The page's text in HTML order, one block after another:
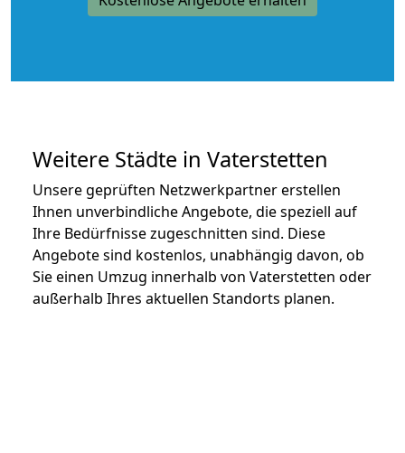
Weitere Städte in Vaterstetten
Unsere geprüften Netzwerkpartner erstellen
Ihnen unverbindliche Angebote, die speziell auf
Ihre Bedürfnisse zugeschnitten sind. Diese
Angebote sind kostenlos, unabhängig davon, ob
Sie einen Umzug innerhalb von Vaterstetten oder
außerhalb Ihres aktuellen Standorts planen.